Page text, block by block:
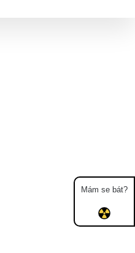
Mám se bát?